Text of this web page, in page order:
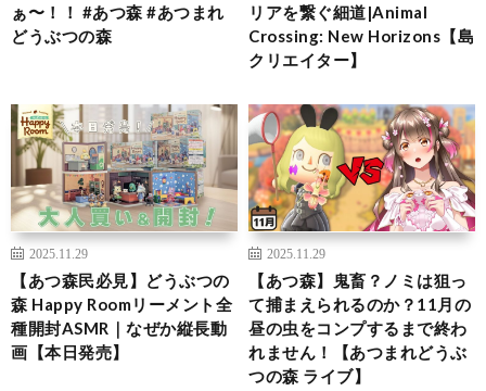
ぁ〜！！ #あつ森 #あつまれ
どうぶつの森
リアを繋ぐ細道|Animal
Crossing: New Horizons【島
クリエイター】
2025.11.29
【あつ森民必見】どうぶつの
森 Happy Roomリーメント全
種開封ASMR｜なぜか縦長動
画【本日発売】
2025.11.29
【あつ森】鬼畜？ノミは狙っ
て捕まえられるのか？11月の
昼の虫をコンプするまで終わ
れません！【あつまれどうぶ
つの森 ライブ】